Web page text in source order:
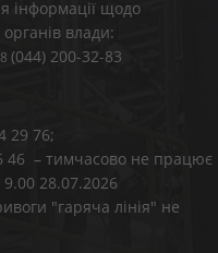
інформації щодо
влади:
(044) 200-32-83
29 76;
не працює
28.07.2026
"гаряча лінія" не